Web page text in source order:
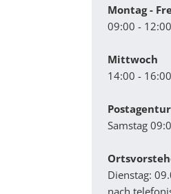
Montag -
09:00 -
Mittwoch
14:00 -
Samstag
Dienstag:
nach